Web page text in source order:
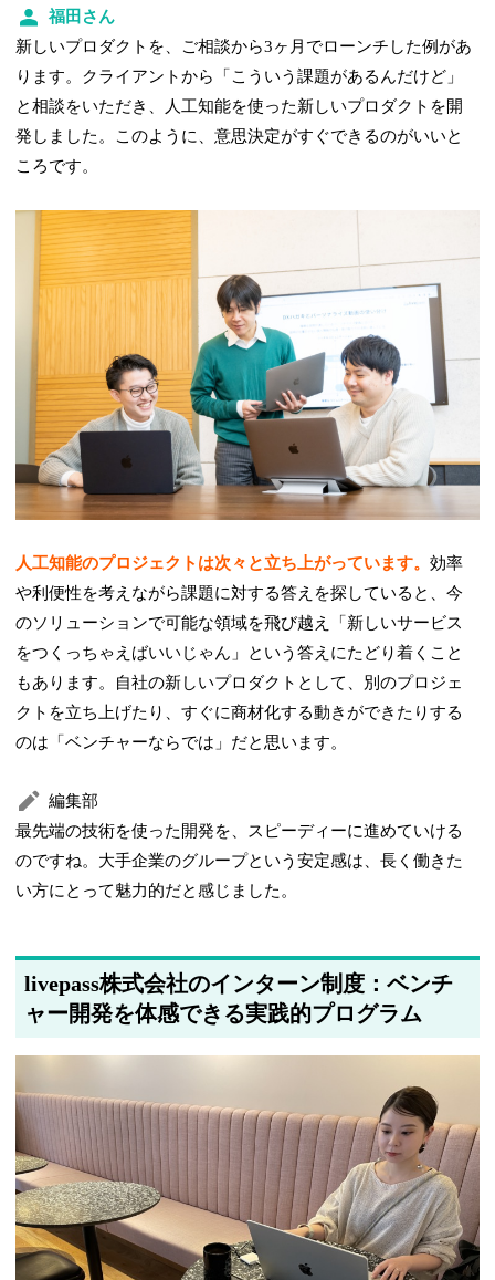
福田さん
新しいプロダクトを、ご相談から3ヶ月でローンチした例があ
ります。クライアントから「こういう課題があるんだけど」
と相談をいただき、人工知能を使った新しいプロダクトを開
発しました。このように、意思決定がすぐできるのがいいと
ころです。
人工知能のプロジェクトは次々と立ち上がっています。効率
や利便性を考えながら課題に対する答えを探していると、今
のソリューションで可能な領域を飛び越え「新しいサービス
をつくっちゃえばいいじゃん」という答えにたどり着くこと
もあります。自社の新しいプロダクトとして、別のプロジェ
クトを立ち上げたり、すぐに商材化する動きができたりする
のは「ベンチャーならでは」だと思います。
編集部
最先端の技術を使った開発を、スピーディーに進めていける
のですね。大手企業のグループという安定感は、長く働きた
い方にとって魅力的だと感じました。
livepass株式会社のインターン制度：ベンチ
ャー開発を体感できる実践的プログラム